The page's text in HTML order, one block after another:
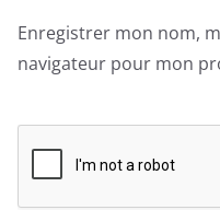
Enregistrer mon nom,
navigateur pour mon